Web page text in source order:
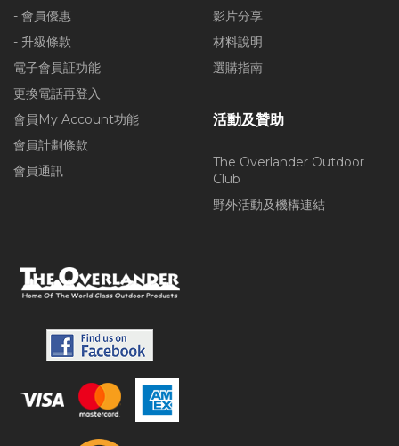
- 會員優惠
- 升級條款
電子會員証功能
更換電話再登入
會員My Account功能
會員計劃條款
會員通訊
影片分享
材料說明
選購指南
活動及贊助
The Overlander Outdoor
Club
野外活動及機構連結